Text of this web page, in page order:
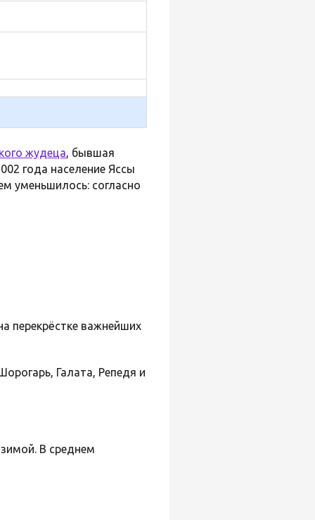
жудеца, бывшая
года население Яссы
уменьшилось: согласно
перекрёстке важнейших
Галата, Репедя и
В среднем